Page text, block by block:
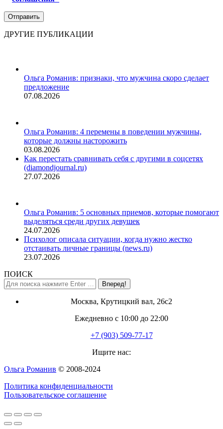
ДРУГИЕ ПУБЛИКАЦИИ
Ольга Романив: признаки, что мужчина скоро сделает
предложение
07.08.2026
Ольга Романив: 4 перемены в поведении мужчины,
которые должны насторожить
03.08.2026
Как перестать сравнивать себя с другими в соцсетях
(diamondjournal.ru)
27.07.2026
Ольга Романив: 5 основных приемов, которые помогают
выделяться среди других девушек
24.07.2026
Психолог описала ситуации, когда нужно жестко
отстаивать личные границы (news.ru)
23.07.2026
ПОИСК
Поиск:
Москва, Крутицкий вал, 26с2
Ежедневно с 10:00 до 22:00
+7 (903) 509-77-17
Ищите нас:
открывается
Ольга Романив © 2008-2024
Политика конфиденциальности
Пользовательское соглашение
Вверх